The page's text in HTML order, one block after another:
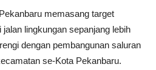
memasang target
lingkungan sepanjang lebih
dengan pembangunan saluran
se-Kota Pekanbaru.